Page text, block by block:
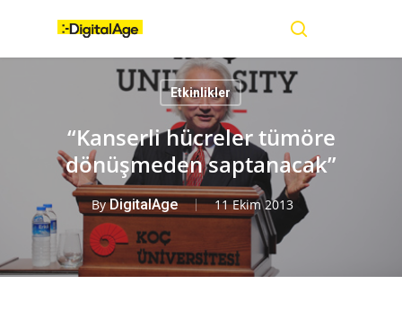
content
Etkinlikler
“Kanserli hücreler tümöre
dönüşmeden saptanacak”
By DigitalAge 11 Ekim 2013